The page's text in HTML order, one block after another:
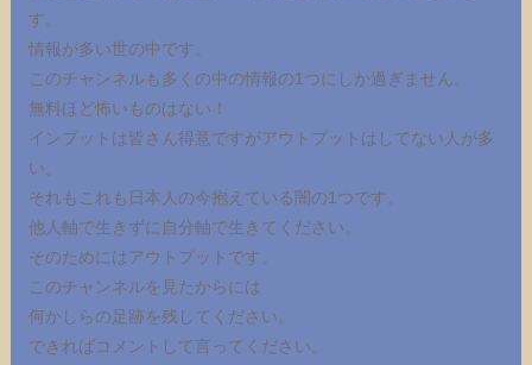
す。
情報が多い世の中です。
このチャンネルも多くの中の情報の1つにしか過ぎません。
無料ほど怖いものはない！
インプットは皆さん得意ですがアウトプットはしてない人が多
い。
それもこれも日本人の今抱えている闇の1つです。
他人軸で生きずに自分軸で生きてください。
そのためにはアウトプットです。
このチャンネルを見たからには
何かしらの足跡を残してください。
できればコメントして言ってください。